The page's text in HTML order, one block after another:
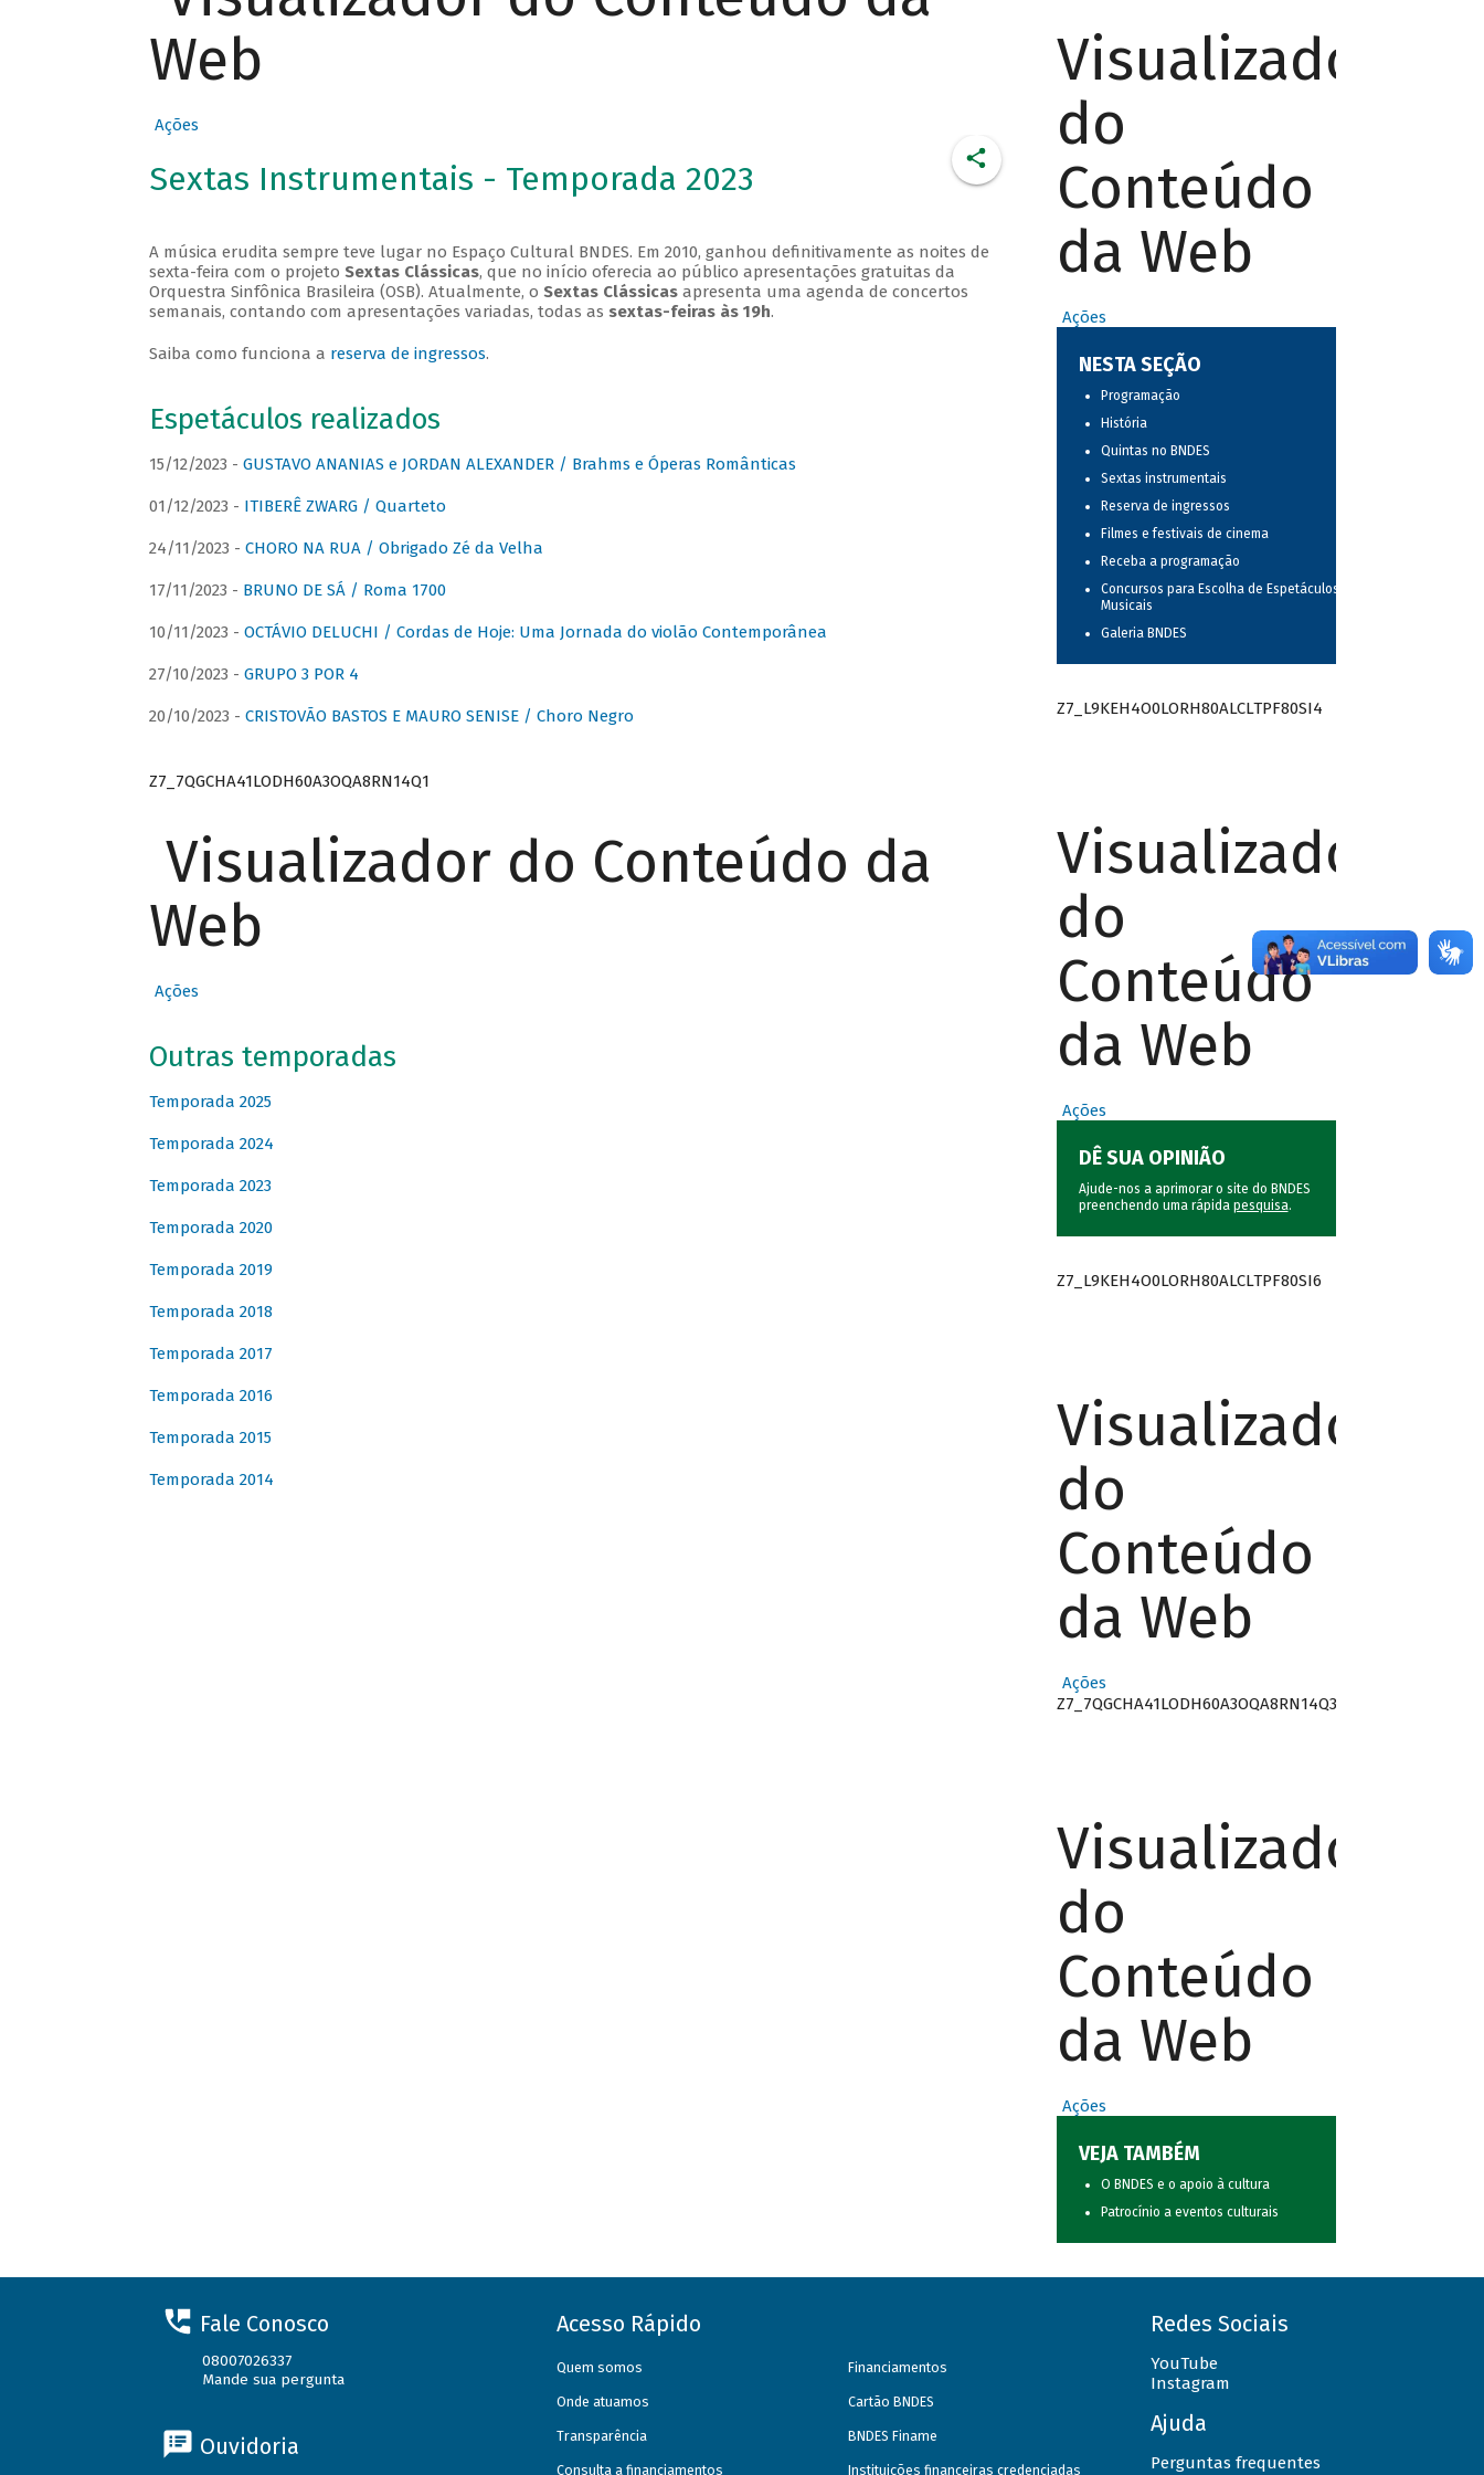
Web
Ações
Sextas Instrumentais - Temporada 2023
A música erudita sempre teve lugar no Espaço Cultural BNDES. Em 2010, ganhou definitivamente as noites de
sexta-feira com o projeto Sextas Clássicas, que no início oferecia ao público apresentações gratuitas da
Orquestra Sinfônica Brasileira (OSB). Atualmente, o Sextas Clássicasapresenta uma agenda de concertos
semanais, contando com apresentações variadas, todas as sextas-feiras às 19h.
Saiba como funciona a reserva de ingressos.
Espetáculos realizados
15/12/2023 - GUSTAVO ANANIAS e JORDAN ALEXANDER / Brahms e Óperas Românticas
01/12/2023 - ITIBERÊ ZWARG / Quarteto
24/11/2023 - CHORO NA RUA / Obrigado Zé da Velha
17/11/2023 - BRUNO DE SÁ / Roma 1700
10/11/2023 - OCTÁVIO DELUCHI / Cordas de Hoje: Uma Jornada do violão Contemporânea
27/10/2023 - GRUPO 3 POR 4
20/10/2023 - CRISTOVÃO BASTOS E MAURO SENISE / Choro Negro
Z7_7QGCHA41LODH60A3OQA8RN14Q1
Visualizador do Conteúdo da
Web
Ações
Outras temporadas
Temporada 2025
Temporada 2024
Temporada 2023
Temporada 2020
Temporada 2019
Temporada 2018
Temporada 2017
Temporada 2016
Temporada 2015
Temporada 2014
Visualizador
do
Conteúdo
da Web
Ações
NESTA SEÇÃO
Programação
História
Quintas no BNDES
Sextas instrumentais
Reserva de ingressos
Filmes e festivais de cinema
Receba a programação
Concursos para Escolha de Espetáculos
Musicais
Galeria BNDES
Z7_L9KEH4O0LORH80ALCLTPF80SI4
Visualizador
do
Conteúdo
da Web
Ações
DÊ SUA OPINIÃO
Ajude-nos a aprimorar o site do BNDES
preenchendo uma rápida pesquisa.
Z7_L9KEH4O0LORH80ALCLTPF80SI6
Visualizador
do
Conteúdo
da Web
Ações
Z7_7QGCHA41LODH60A3OQA8RN14Q3
Visualizador
do
Conteúdo
da Web
Ações
VEJA TAMBÉM
O BNDES e o apoio à cultura
Patrocínio a eventos culturais
Fale Conosco
08007026337
Mande sua pergunta
Ouvidoria
Acesso Rápido
Quem somos
Onde atuamos
Transparência
Consulta a financiamentos
Financiamentos
Cartão BNDES
BNDES Finame
Instituições financeiras credenciadas
Redes Sociais
YouTube
Instagram
Ajuda
Perguntas frequentes